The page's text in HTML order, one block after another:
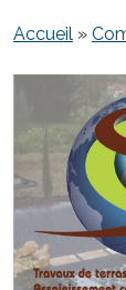
Accueil »